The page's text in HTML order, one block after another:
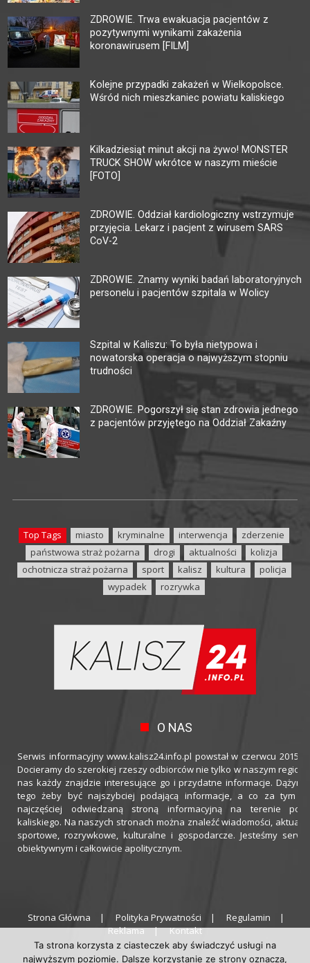
ZDROWIE. Trwa ewakuacja pacjentów z
pozytywnymi wynikami zakażenia
koronawirusem [FILM]
Kolejne przypadki zakażeń w Wielkopolsce.
Wśród nich mieszkaniec powiatu kaliskiego
Kilkadziesiąt minut akcji na żywo! MONSTER
TRUCK SHOW wkrótce w naszym mieście
[FOTO]
ZDROWIE. Oddział kardiologiczny wstrzymuje
przyjęcia. Lekarz i pacjent z wirusem SARS
CoV-2
ZDROWIE. Znamy wyniki badań laboratoryjnych
personelu i pacjentów szpitala w Wolicy
Szpital w Kaliszu: To była nietypowa i
nowatorska operacja o najwyższym stopniu
trudności
ZDROWIE. Pogorszył się stan zdrowia jednego
z pacjentów przyjętego na Oddział Zakaźny
Top Tags miasto kryminalne interwencja
zderzenie
państwowa straż pożarna
drogi aktualności
kolizja
ochotnicza straż pożarna
sport kalisz kultura
policja
wypadek
rozrywka
O NAS
Serwis informacyjny www.kalisz24.info.pl powstał w czerwcu 2015
Docieramy do szerokiej rzeszy odbiorców nie tylko w naszym
nas każdy znajdzie interesujące go i przydatne informacje.
tego żeby być najszybciej podającą informacje, a co za tym
najczęściej odwiedzaną stroną informacyjną na terenie
kaliskiego. Na naszych stronach można znaleźć wiadomości,
sportowe, rozrywkowe, kulturalne i gospodarcze. Jesteśmy
obiektywnym i całkowicie apolitycznym.
Strona Główna Polityka Prywatności
Regulamin
Reklama
Kontakt
Ta strona korzysta z ciasteczek aby świadczyć usługi na
najwyższym poziomie. Dalsze korzystanie ze strony oznacza,